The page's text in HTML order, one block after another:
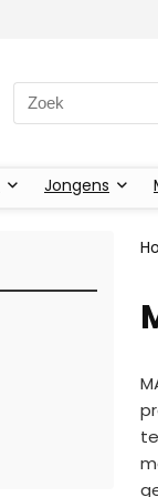
Zoeken naar:
Jongens